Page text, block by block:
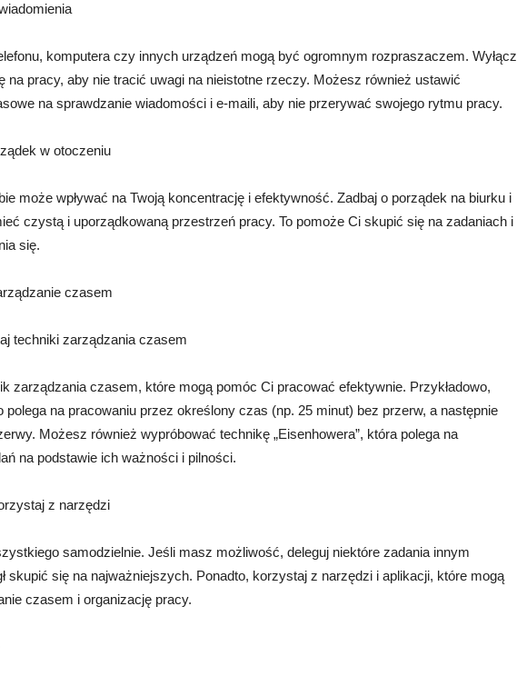
komputera czy innych urządzeń mogą być ogromnym rozpraszaczem. Wyłącz
na pracy, aby nie tracić uwagi na nieistotne rzeczy. Możesz również ustawić
na sprawdzanie wiadomości i e-maili, aby nie przerywać swojego rytmu pracy.
w otoczeniu
może wpływać na Twoją koncentrację i efektywność. Zadbaj o porządek na biurku i
czystą i uporządkowaną przestrzeń pracy. To pomoże Ci skupić się na zadaniach i
się.
czasem
techniki zarządzania czasem
zarządzania czasem, które mogą pomóc Ci pracować efektywnie. Przykładowo,
polega na pracowaniu przez określony czas (np. 25 minut) bez przerw, a następnie
Możesz również wypróbować technikę „Eisenhowera”, która polega na
na podstawie ich ważności i pilności.
z narzędzi
samodzielnie. Jeśli masz możliwość, deleguj niektóre zadania innym
skupić się na najważniejszych. Ponadto, korzystaj z narzędzi i aplikacji, które mogą
czasem i organizację pracy.